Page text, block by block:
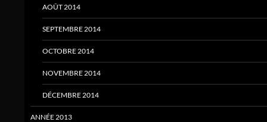
AOÛT 2014
SEPTEMBRE 2014
OCTOBRE 2014
NOVEMBRE 2014
DÉCEMBRE 2014
ANNÉE 2013